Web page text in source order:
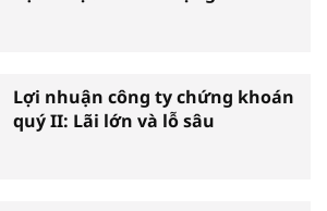
Lợi nhuận công ty chứng khoán
quý II: Lãi lớn và lỗ sâu